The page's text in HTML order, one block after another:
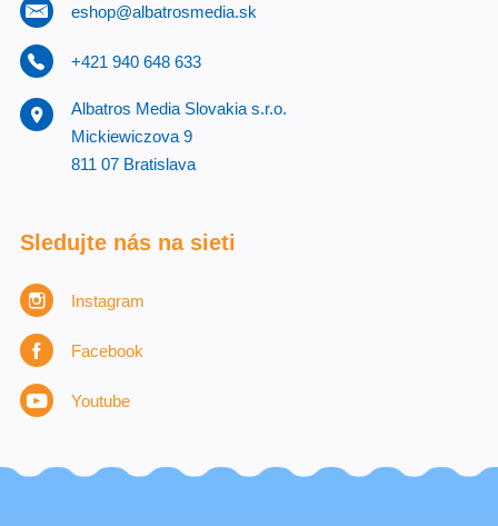
eshop@albatrosmedia.sk
+421 940 648 633
Albatros Media Slovakia s.r.o.
Mickiewiczova 9
811 07 Bratislava
Sledujte nás na sieti
Instagram
Facebook
Youtube